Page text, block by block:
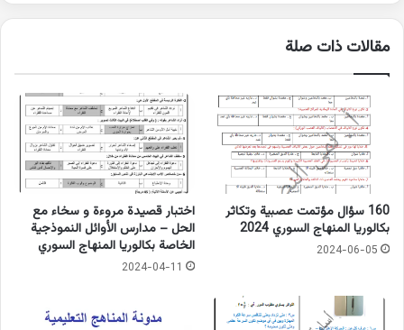
مقالات ذات صلة
160 سؤال مؤتمت عصبية وتكاثر
بكالوريا المنهاج السوري 2024
2024-06-05
اختبار قصيدة مروءة و سخاء مع
الحل – مدارس الأوائل النموذجية
الخاصة بكالوريا المنهاج السوري
2024-04-11